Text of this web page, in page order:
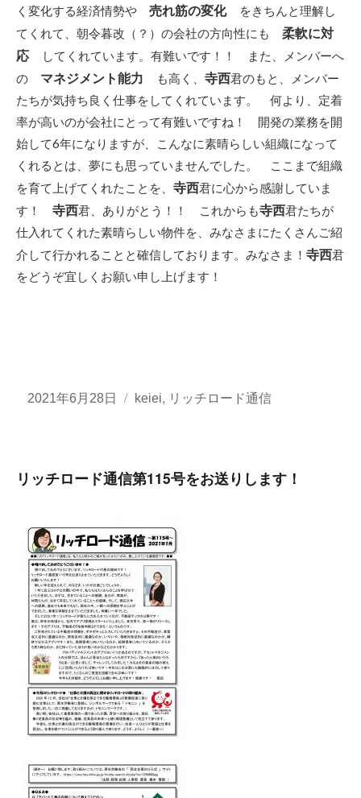
く変化する経済情勢や 売れ筋の変化
をきちんと理解し
てくれて、朝令暮改（？）の会社の方向性にも 柔軟に対
応
してくれています。有難いです！！ また、メンバーへ
の マネジメント能力 も高く、 寺西君のもと、メンバー
たちが気持ち良く仕事をしてくれています。 何より、定着
率が高いのが会社にとって有難いですね！ 開発の業務を開
始して6年になりますが、こんなに素晴らしい組織になって
くれるとは、夢にも思っていませんでした。 ここまで組織
を育て上げてくれたことを、 寺西君に心から感謝していま
す！ 寺西君、ありがとう！！ これからも寺西君たちが
仕入れてくれた素晴らしい物件を、みなさまにたくさんご紹
介して行かれることと確信しております。みなさま！ 寺西君
をどうぞ宜しくお願い申し上げます！
投
2021年6月28日
カ
ー
keiei, リッチロード通信
リッチロード通信第115号をお送りします！